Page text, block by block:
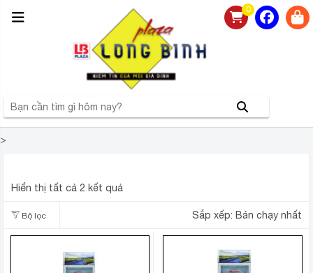
0
>
Hiển thị tất cả 2 kết quả
Bộ lọc Sắp xếp: Bán chạy nhất